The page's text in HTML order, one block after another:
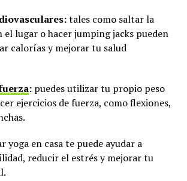
tales como saltar la
el lugar o hacer jumping jacks pueden
calorías y mejorar tu salud
: puedes utilizar tu propio peso
ejercicios de fuerza, como flexiones,
yoga en casa te puede ayudar a
reducir el estrés y mejorar tu